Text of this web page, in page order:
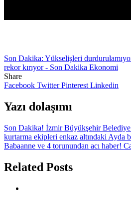
Son Dakika: Yükselişleri
rekor kırıyor - Son Dakika Ekonomi
Share
Facebook TwitterPinterest Linkedin
Yazı dolaşımı
Son Dakika! İzmir Büyükşehir Belediye
kurtarma ekipleri enkaz altındaki Ayda
Babaanne ve 4 torunundan acı haber!
Related Posts